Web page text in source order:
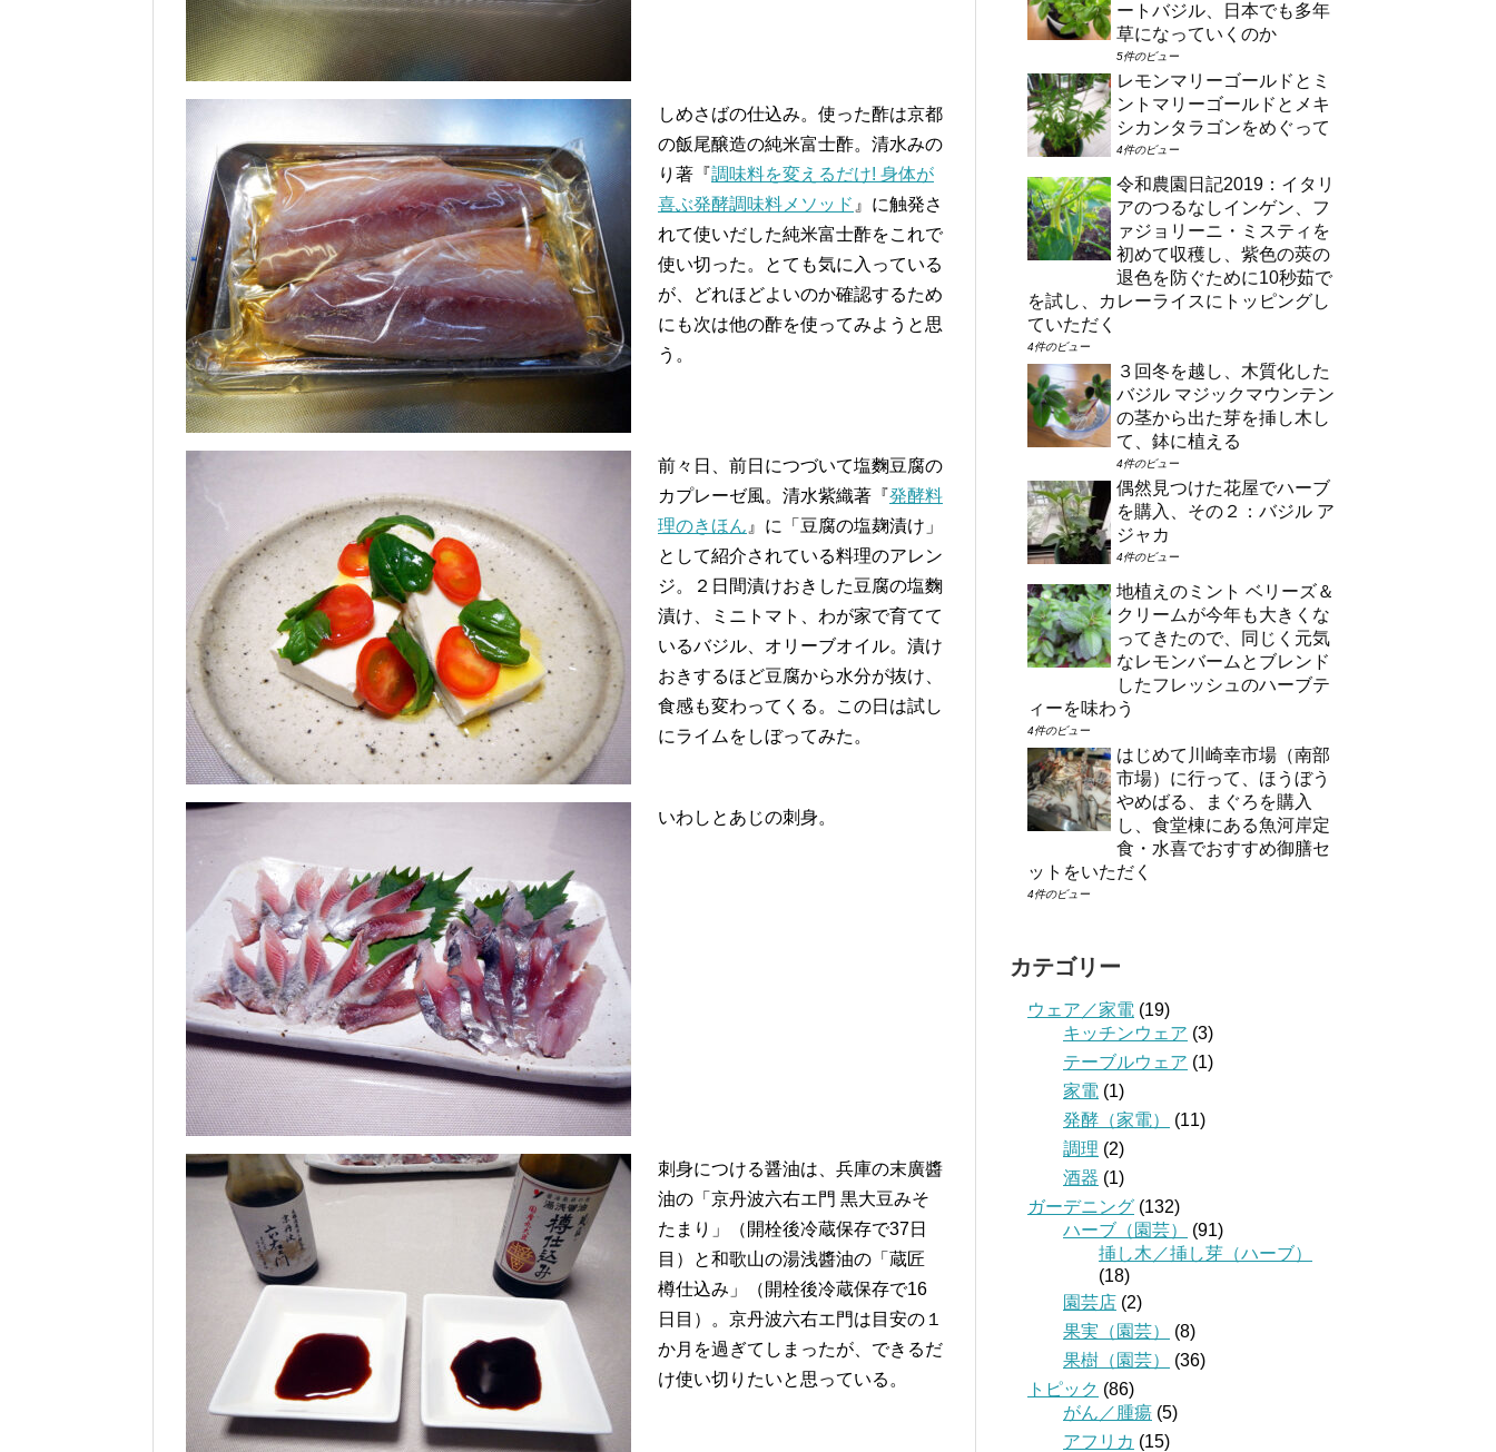
しめさばの仕込み。使った酢は京都
の飯尾醸造の純米富士酢。清水みの
り著『調味料を変えるだけ! 身体が
喜ぶ発酵調味料メソッド 』に触発さ
れて使いだした純米富士酢をこれで
使い切った。とても気に入っている
が、どれほどよいのか確認するため
にも次は他の酢を使ってみようと思
う。
前々日、前日につづいて塩麴豆腐の
カプレーゼ風。清水紫織著『発酵料
理のきほん 』に「豆腐の塩麹漬け」
として紹介されている料理のアレン
ジ。２日間漬けおきした豆腐の塩麴
漬け、ミニトマト、わが家で育てて
いるバジル、オリーブオイル。漬け
おきするほど豆腐から水分が抜け、
食感も変わってくる。この日は試し
にライムをしぼってみた。
いわしとあじの刺身。
刺身につける醤油は、兵庫の末廣醬
油の「京丹波六右エ門 黒大豆みそ
たまり」（開栓後冷蔵保存で37日
目）と和歌山の湯浅醬油の「蔵匠
樽仕込み」（開栓後冷蔵保存で16
日目）。京丹波六右エ門は目安の１
か月を過ぎてしまったが、できるだ
け使い切りたいと思っている。
ートバジル、日本でも多年
草になっていくのか
5件のビュー
レモンマリーゴールドとミ
ントマリーゴールドとメキ
シカンタラゴンをめぐって
4件のビュー
令和農園日記2019：イタリ
アのつるなしインゲン、フ
ァジョリーニ・ミスティを
初めて収穫し、紫色の莢の
退色を防ぐために10秒茹で
を試し、カレーライスにトッピングし
ていただく
4件のビュー
３回冬を越し、木質化した
バジル マジックマウンテン
の茎から出た芽を挿し木し
て、鉢に植える
4件のビュー
偶然見つけた花屋でハーブ
を購入、その２：バジル ア
ジャカ
4件のビュー
地植えのミント ベリーズ＆
クリームが今年も大きくな
ってきたので、同じく元気
なレモンバームとブレンド
したフレッシュのハーブテ
ィーを味わう
4件のビュー
はじめて川崎幸市場（南部
市場）に行って、ほうぼう
やめばる、まぐろを購入
し、食堂棟にある魚河岸定
食・水喜でおすすめ御膳セ
ットをいただく
4件のビュー
カテゴリー
ウェア／家電 (19)
キッチンウェア (3)
テーブルウェア (1)
家電 (1)
発酵（家電）
(11)
調理 (2)
酒器 (1)
ガーデニング (132)
ハーブ（園芸）
(91)
挿し木／挿し芽（ハーブ）
(18)
園芸店 (2)
果実（園芸）
(8)
果樹（園芸）
(36)
トピック (86)
がん／腫瘍 (5)
アフリカ (15)